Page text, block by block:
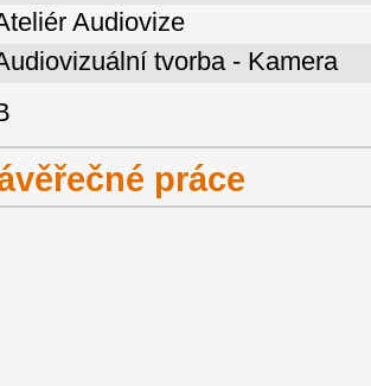
Audiovize
tvorba - Kamera
práce